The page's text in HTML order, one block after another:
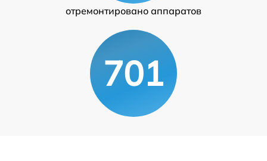
отремонтировано аппаратов
701